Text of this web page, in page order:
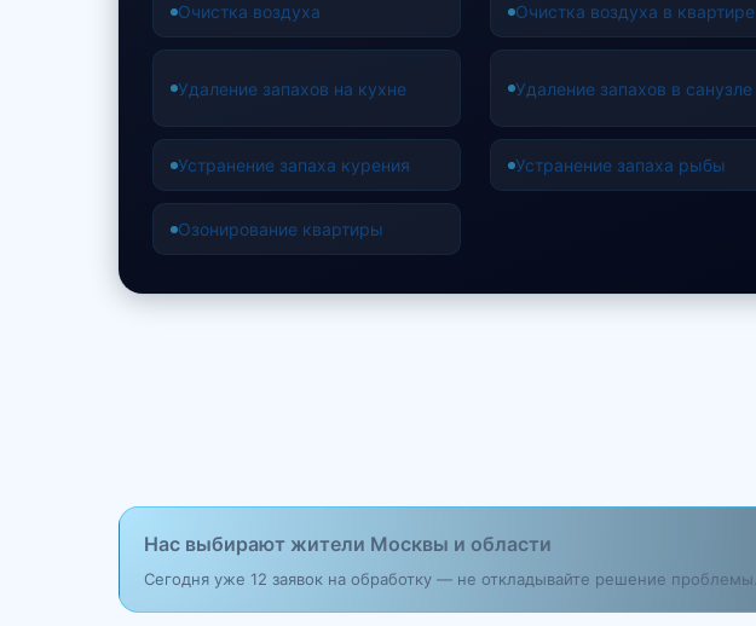
Очистка воздуха Очистка воздуха в квартире
Удаление запахов на кухне Удаление запахов в санузле
Устранение запаха курения Устранение запаха рыбы
Озонирование квартиры
Нас выбирают жители Москвы и области
Сегодня уже 12 заявок на обработку — не откладывайте решение проблемы.